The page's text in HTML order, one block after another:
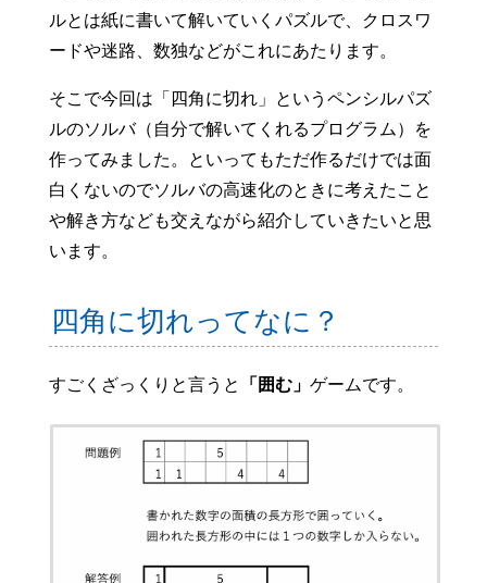
ルとは紙に書いて解いていくパズルで、クロスワ
ードや迷路、数独などがこれにあたります。
そこで今回は「四角に切れ」というペンシルパズ
ルのソルバ（自分で解いてくれるプログラム）を
作ってみました。といってもただ作るだけでは面
白くないのでソルバの高速化のときに考えたこと
や解き方なども交えながら紹介していきたいと思
います。
四角に切れってなに？
すごくざっくりと言うと 「囲む」 ゲームです。